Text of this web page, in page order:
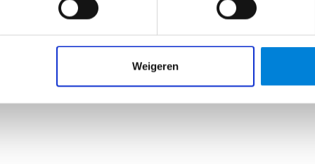
Weigeren
Modelleur?
als het gaat om werkplekken. Je kunt aan de
of gespecialiseerde installatiebedrijven. Ook
die eigen bouwprojecten beheren.